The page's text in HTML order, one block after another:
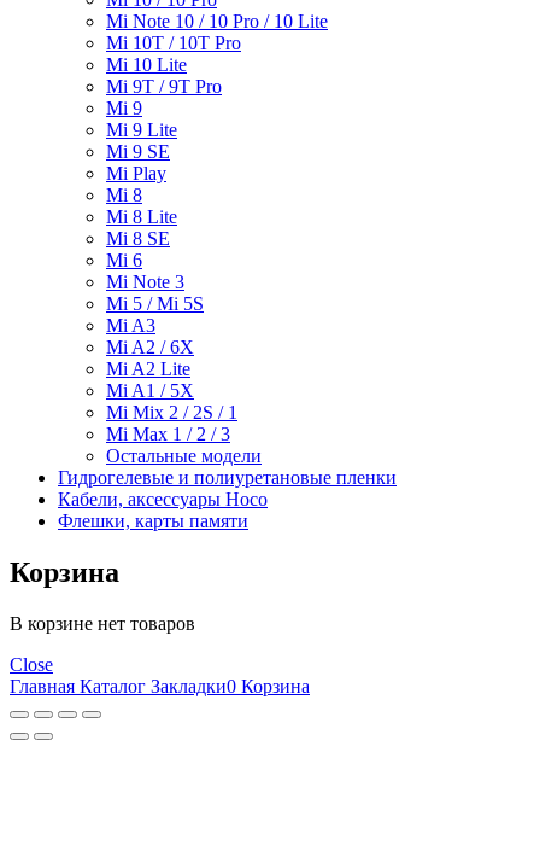
Mi Note 10 / 10 Pro / 10 Lite
Mi 10T / 10T Pro
Mi 10 Lite
Mi 9T / 9T Pro
Mi 9
Mi 9 Lite
Mi 9 SE
Mi Play
Mi 8
Mi 8 Lite
Mi 8 SE
Mi 6
Mi Note 3
Mi 5 / Mi 5S
Mi A3
Mi A2 / 6X
Mi A2 Lite
Mi A1 / 5X
Mi Mix 2 / 2S / 1
Mi Max 1 / 2 / 3
Остальные модели
Гидрогелевые и полиуретановые пленки
Кабели, аксессуары Hoco
Флешки, карты памяти
Корзина
В корзине нет товаров
Close
Главная Каталог Закладки0 Корзина